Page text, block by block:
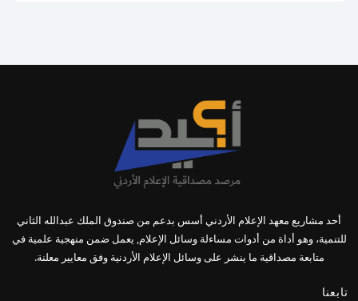
أحد مشاريع معهد الإعلام الأردني أسس بدعم من صندوق الملك عبدالله الثاني
للتنمية، وهو أداة من أدوات مساءلة وسائل الإعلام, يعمل ضمن منهجية علمية في
متابعة مصداقية ما ينشر على وسائل الإعلام الأردنية وفق معايير معلنة.
تابعنا